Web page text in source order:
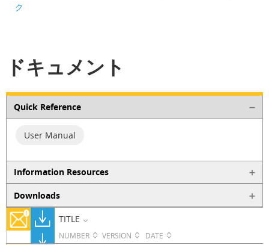
ク
ドキュメント
Quick Reference
User Manual
Information Resources
Downloads
TITLE
NUMBER VERSION DATE